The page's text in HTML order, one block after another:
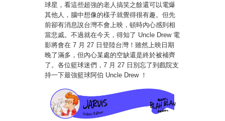
球星，看這些超強的老人搞笑之餘還可以電爆
其他人，腦中想像的樣子就覺得很有趣。但先
前卻有消息說台灣不會上映，頓時內心感到相
當悲戚。不過就在今天，得知了 Uncle Drew 電
影將會在 7 月 27 日登陸台灣！雖然上映日期
晚了滿多，但內心某處的空缺還是終於被補齊
了。各位籃球迷們，7 月 27 日別忘了到戲院支
持一下最強籃球阿伯 Uncle Drew ！